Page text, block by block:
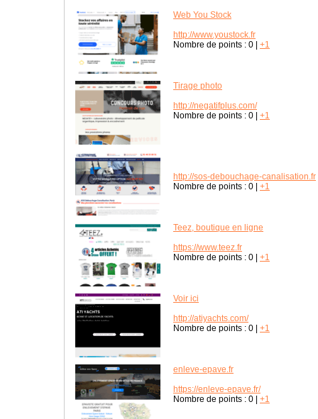
Web You Stock
http://www.youstock.fr
Nombre de points : 0 +1
Tirage photo
http://negatifplus.com/
Nombre de points : 0 +1
http://sos-debouchage-canalisation.fr
Nombre de points : 0 +1
Teez, boutique en ligne
https://www.teez.fr
Nombre de points : 0 +1
Voir ici
http://atiyachts.com/
Nombre de points : 0 +1
enleve-epave.fr
https://enleve-epave.fr/
Nombre de points : 0 +1